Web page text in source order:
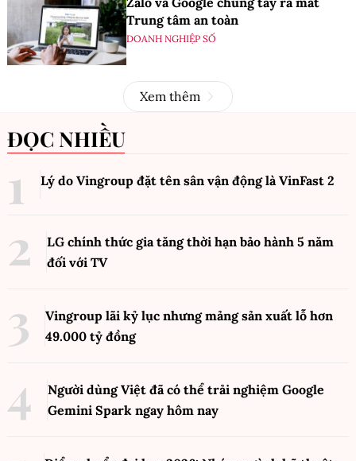
Trung tâm an toàn
DOANH NGHIỆP SỐ
Xem thêm
ĐỌC NHIỀU
Lý do Vingroup đặt tên sân vận động là VinFast 2
LG chính thức gia tăng thời hạn bảo hành 5 năm
đối với TV
Vingroup lãi kỷ lục nhưng mảng sản xuất lỗ hơn
49.000 tỷ đồng
Người dùng Việt đã có thể trải nghiệm Google
Gemini Spark ngay hôm nay